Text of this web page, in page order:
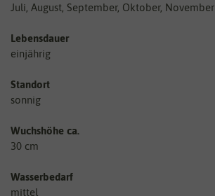
Juli, August, September, Oktober, November
Lebensdauer
einjährig
Standort
sonnig
Wuchshöhe ca.
30 cm
Wasserbedarf
mittel